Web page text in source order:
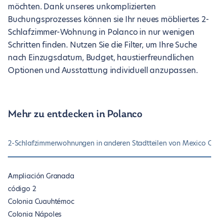
möchten. Dank unseres unkomplizierten
Buchungsprozesses können sie Ihr neues möbliertes 2-
Schlafzimmer-Wohnung in Polanco in nur wenigen
Schritten finden. Nutzen Sie die Filter, um Ihre Suche
nach Einzugsdatum, Budget, haustierfreundlichen
Optionen und Ausstattung individuell anzupassen.
Mehr zu entdecken in Polanco
2-Schlafzimmerwohnungen in anderen Stadtteilen von Mexico
Ampliación Granada
código 2
Colonia Cuauhtémoc
Colonia Nápoles